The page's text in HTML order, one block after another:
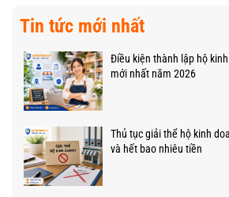
Tin tức mới nhất
Điều kiện thành lập hộ
mới nhất năm 2026
Thủ tục giải thể hộ kinh
và hết bao nhiêu tiền